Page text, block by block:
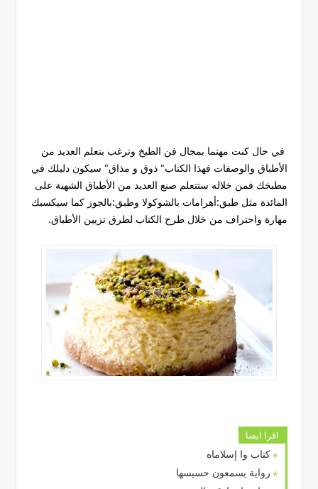
في حال كنت مهتما بمجال فن الطبخ وترغب بتعلم العديد من
الأطباق والوصفات فهذا الكتاب" ذوق و مذاق" سيكون دليلك في
مطبخك فمن خلاله ستتعلم صنع العديد من الأطباق الشهية على
المائدة مثل طبق:أهرامات بالشوكولا وطبق:بالجوز كما سيكسبك
مهارة واحتراف من خلال طرح الكتاب لطرق تزيين الأطباق.
اقرا ايضا
كتاب وا إسلاماه
رواية يسمعون حسيسها